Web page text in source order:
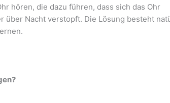
hören, die dazu führen, dass sich das Ohr
über Nacht verstopft. Die Lösung besteht